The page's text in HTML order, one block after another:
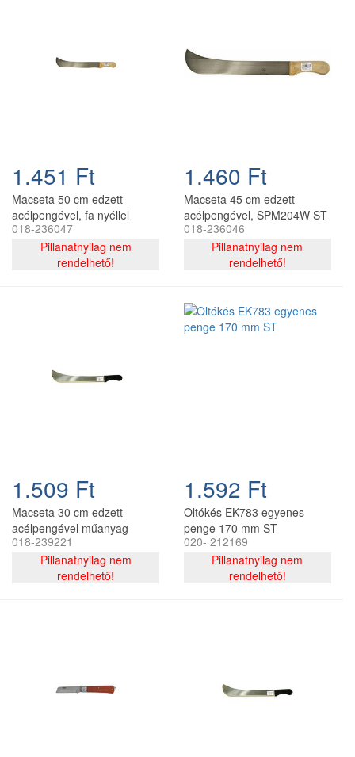
1.451 Ft
Macseta 50 cm edzett
acélpengével, fa nyéllel
M204W ST
018-236047
Pillanatnyilag nem
rendelhető!
1.460 Ft
Macseta 45 cm edzett
acélpengével, SPM204W ST
018-236046
Pillanatnyilag nem
rendelhető!
1.509 Ft
Macseta 30 cm edzett
acélpengével műanyag
nyéllel M204P ST
018-239221
Pillanatnyilag nem
rendelhető!
1.592 Ft
Oltókés EK783 egyenes
penge 170 mm ST
020- 212169
Pillanatnyilag nem
rendelhető!